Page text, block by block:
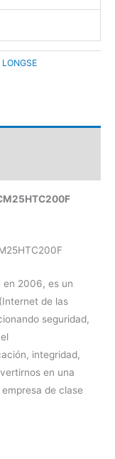
LONGSE
en 2006, es un
de las
seguridad,
integridad,
en una
de clase